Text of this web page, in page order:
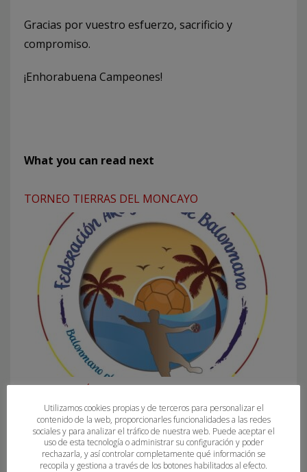
Gracias por vuestro esfuerzo, sacrificio y
compromiso.
¡Enhorabuena Campeones!
What you can read next
TORNEO TIERRAS DEL MONCAYO
COMPETICIÓN BM PLAYA 2021-2022
Utilizamos cookies propias y de terceros para personalizar el
contenido de la web, proporcionarles funcionalidades a las redes
sociales y para analizar el tráfico de nuestra web. Puede aceptar el
uso de esta tecnología o administrar su configuración y poder
rechazarla, y así controlar completamente qué información se
recopila y gestiona a través de los botones habilitados al efecto.